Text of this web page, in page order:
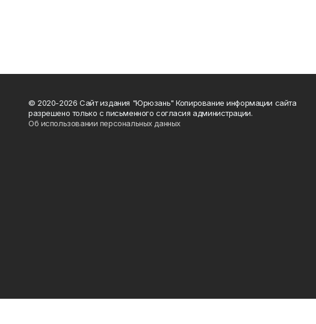
© 2020-2026 Сайт издания "Юрюзань" Копирование информации сайта
разрешено только с письменного согласия администрации.
Об использовании персональных данных